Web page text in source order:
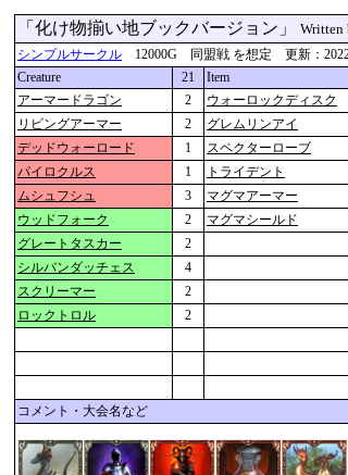
「化け物揃い地ブックバージョン」 Written
シンプルサークル 12000G 同盟戦 を想定 更新：2022-
Creature
21 Item
アーマードラゴン
2 ウォーロックディスク
リビングアーマー
2 グレムリンアイ
デッドウォーロード
1 スペクターローブ
パイロクルス
1 トライデント
ムシュフシュ
3 マグマアーマー
ウッドフォーク
2 マグマシールド
グレートタスカー
2
シルバンダッチェス
4
スクリーマー
2
ロックトロル
2
コメント・大会名など